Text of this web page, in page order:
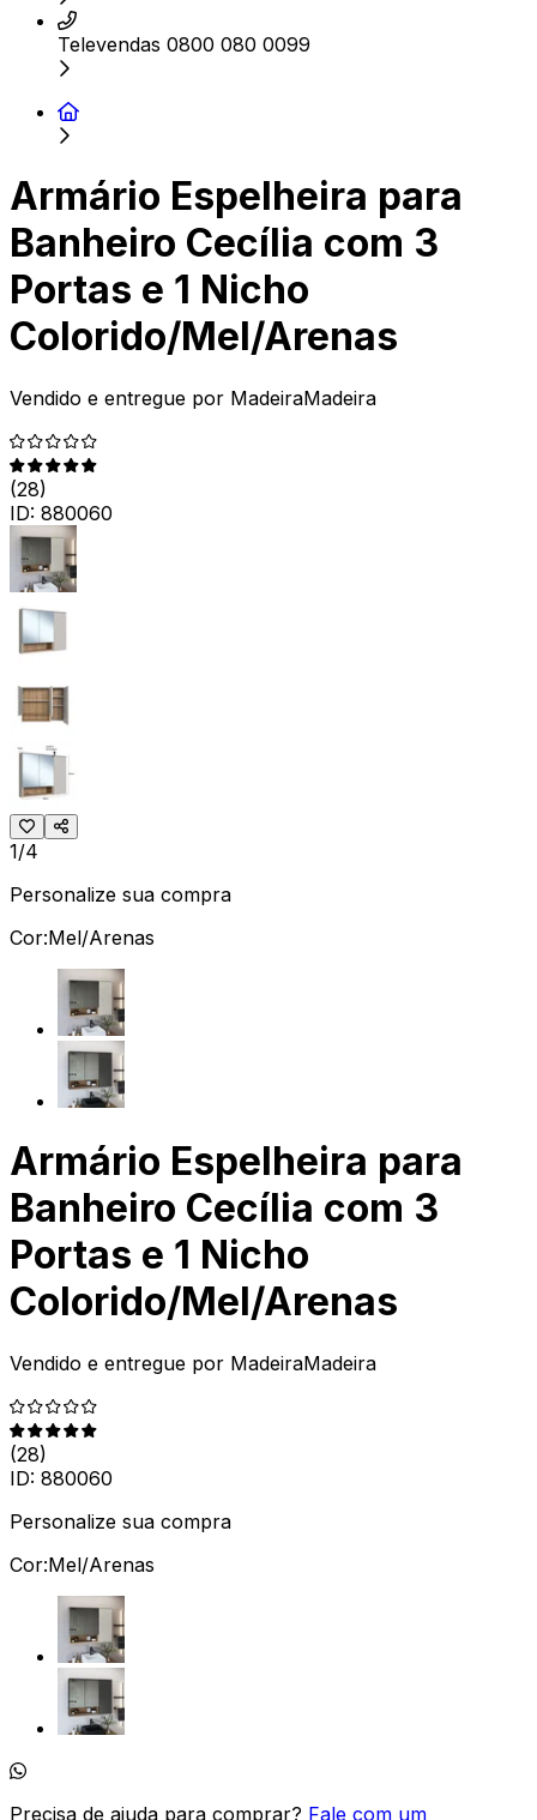
Televendas 0800 080 0099
Armário Espelheira para
Banheiro Cecília com 3
Portas e 1 Nicho
Colorido/Mel/Arenas
Vendido e entregue por MadeiraMadeira
(28)
ID: 880060
1/4
Personalize sua compra
Cor:Mel/Arenas
Armário Espelheira para
Banheiro Cecília com 3
Portas e 1 Nicho
Colorido/Mel/Arenas
Vendido e entregue por MadeiraMadeira
(28)
ID: 880060
Personalize sua compra
Cor:Mel/Arenas
Precisa de ajuda para comprar? Fale com um